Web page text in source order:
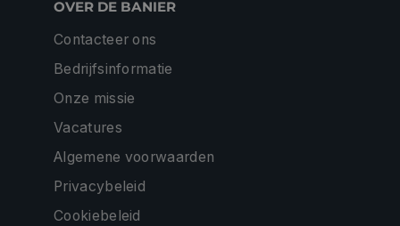
OVER DE BANIER
Contacteer ons
Bedrijfsinformatie
Onze missie
Vacatures
Algemene voorwaarden
Privacybeleid
Cookiebeleid